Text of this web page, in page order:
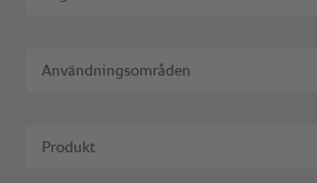
Användningsområden
Produkt